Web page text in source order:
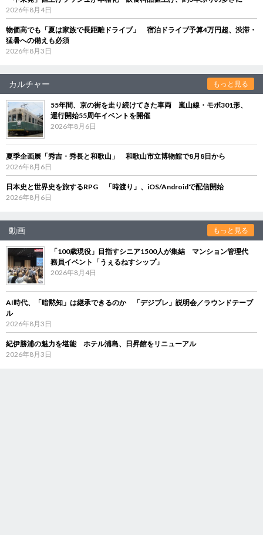
2026年8月4日
物価高でも「夏は家族で長距離ドライブ」 宿泊ドライブ予算4万円超、渋滞・
猛暑への備えも必須
2026年8月3日
カルチャー もっと見る
55年間、京の街を走り続けてきた車両 嵐山線・モボ301形、
運行開始55周年イベントを開催
2026年8月6日
夏季企画展「秀吉・秀長と和歌山」 和歌山市立博物館で8月8日から
2026年8月6日
日本史と世界史を旅するRPG 「時渡り」、iOS/Androidで配信開始
2026年8月6日
動画 もっと見る
「100歳現役」目指すシニア1500人が集結 マンション管理代
務員イベント「うぇるねすシップ」
2026年8月4日
AI時代、「暗黙知」は継承できるのか 「デジブレ」説明会／ラウンドテーブ
ル
2026年8月3日
紀伊勝浦の魅力を堪能 ホテル浦島、日昇館をリニューアル
2026年8月3日